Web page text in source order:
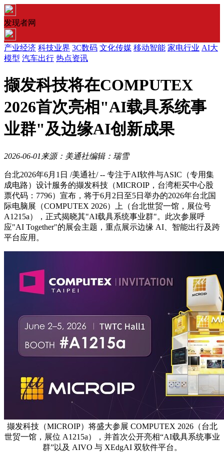
发现者网
产业经济 科技业界 3C数码 文化传媒 移动智能 家电行业 AI大
模型 汽车出行 热点资讯
撷发科技将在COMPUTEX
2026首次亮相"AI载具系统事
业群"及边缘AI创新成果
2026-06-01 来源：美通社编辑：瑞雪
台北2026年6月1日 /美通社/ -- 专注于AI软件与ASIC（专用集
成电路）设计服务的撷发科技（MICROIP，台湾柜买中心股
票代码：7796）宣布，将于6月2日至5日举办的2026年台北国
际电脑展（COMPUTEX 2026）上（台北世贸一馆，展位号
A1215a），正式揭晓其"AI载具系统事业群"。此次参展呼
应"AI Together"的展会主题，重点展示边缘 AI、智能出行及跨
平台应用。
撷发科技（MICROIP）将盛大参展 COMPUTEX 2026（台北
世贸一馆，展位 A1215a），并首次公开亮相“AI载具系统事业
群”以及 AIVO 与 XEdgAI 双软件平台。